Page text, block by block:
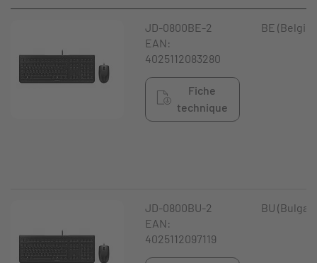
JD-0800BE-2
EAN:
4025112083280
Fiche
technique
BE
JD-0800BU-2
EAN:
4025112097119
BU